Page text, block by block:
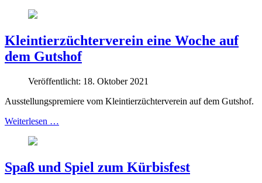
Kleintierzüchterverein eine Woche auf
dem Gutshof
Veröffentlicht: 18. Oktober 2021
Ausstellungspremiere vom Kleintierzüchterverein auf dem Gutshof.
Weiterlesen …
Spaß und Spiel zum Kürbisfest